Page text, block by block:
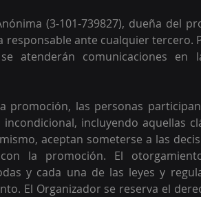
(3-101-739827), dueña del
ante cualquier tercero.
atenderán comunicaciones en
promoción, las personas
incluyendo aquellas
aceptan someterse a las
la promoción. El
y cada una de las leyes y
El Organizador se reserva el